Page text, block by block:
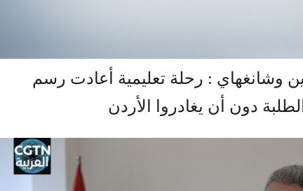
وشانغهاي : رحلة تعليمية أعادت رسم
دون أن يغادروا الأردن